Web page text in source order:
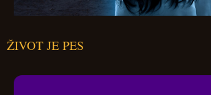
ŽIVOT JE PES